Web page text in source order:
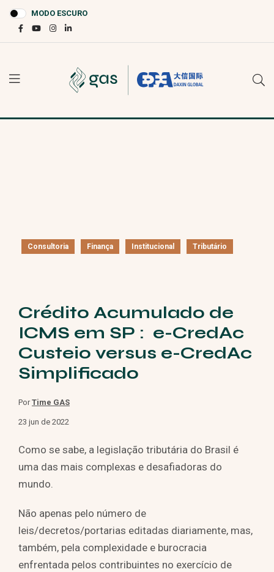
MODO ESCURO
Consultoria Finança Institucional Tributário
Crédito Acumulado de
ICMS em SP : e-CredAc
Custeio versus e-CredAc
Simplificado
PorTime GAS
23 jun de 2022
Como se sabe, a legislação tributária do Brasil é
uma das mais complexas e desafiadoras do
mundo.
Não apenas pelo número de
leis/decretos/portarias editadas diariamente, mas,
também, pela complexidade e burocracia
enfrentada pelos contribuintes no exercício de